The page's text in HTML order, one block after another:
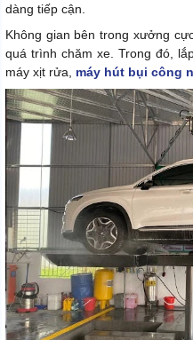
dàng tiếp cận.
Không gian bên trong xưởng
quá trình chăm xe. Trong đó,
máy xịt rửa, máy hút bụi công